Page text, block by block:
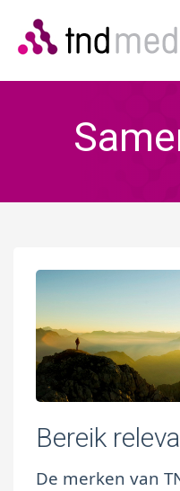
Bereik
De merken van